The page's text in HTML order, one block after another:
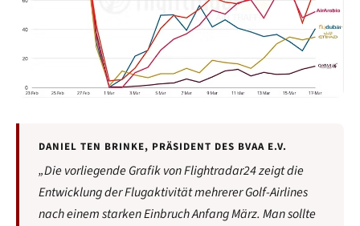
DANIEL TEN BRINKE, PRÄSIDENT DES BVAA E.V.
„Die vorliegende Grafik von Flightradar24 zeigt die
Entwicklung der Flugaktivität mehrerer Golf-Airlines
nach einem starken Einbruch Anfang März. Man sollte